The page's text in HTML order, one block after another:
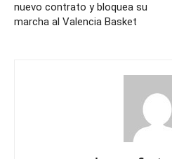
nuevo contrato y bloquea su
marcha al Valencia Basket